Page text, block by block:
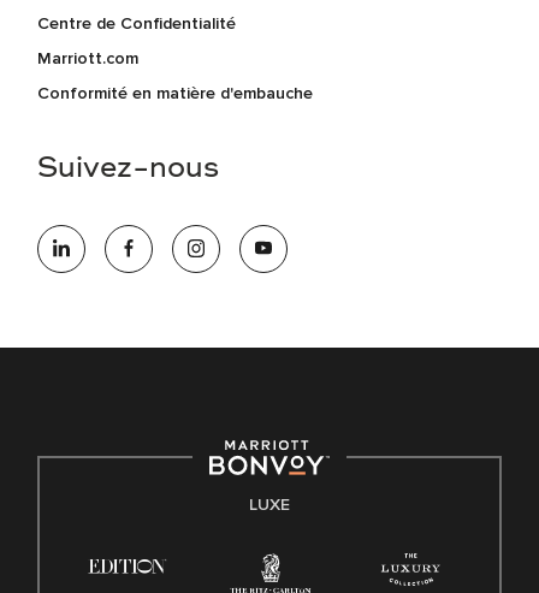
Centre de Confidentialité
Marriott.com
Conformité en matière d'embauche
Suivez-nous
LUXE